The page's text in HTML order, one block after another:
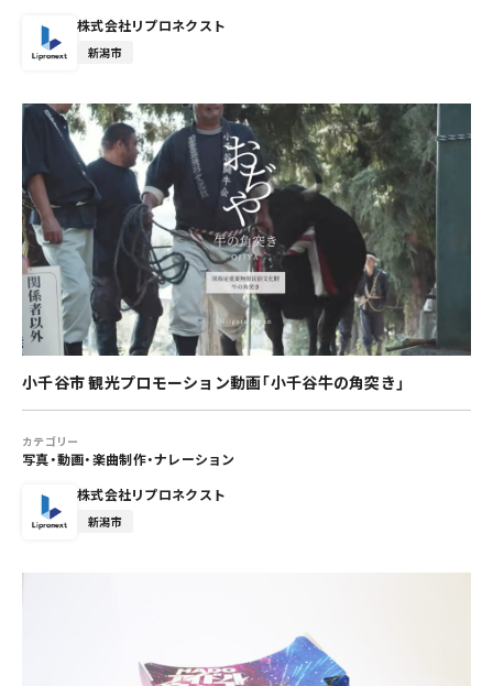
株式会社リプロネクスト
新潟市
小千谷市 観光プロモーション動画「小千谷牛の角突き」
カテゴリー
写真・動画・楽曲制作・ナレーション
株式会社リプロネクスト
新潟市